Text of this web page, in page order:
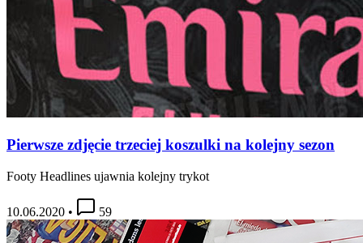
Pierwsze zdjęcie trzeciej koszulki na kolejny sezon
Footy Headlines ujawnia kolejny trykot
10.06.2020 • 59